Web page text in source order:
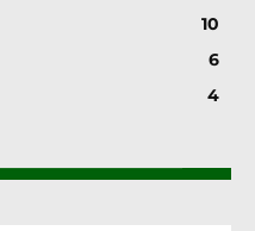
10
6
4